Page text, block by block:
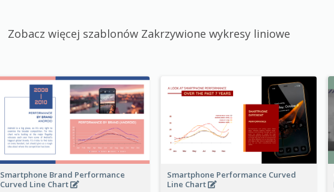
Zobacz więcej szablonów Zakrzywione wykresy liniowe
Smartphone Brand Performance
Curved Line Chart
Smartphone Performance Curved
Line Chart